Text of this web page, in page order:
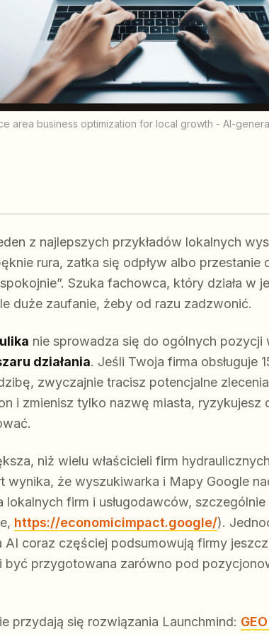
area business optimization for local growth - AI-
z najlepszych przykładów lokalnych
rura, zatka się odpływ albo przestanie
Szuka fachowca, który działa w
duże zaufanie, żeby od razu zadzwonić.
nie sprowadza się do ogólnych pozycji
działania. Jeśli Twoja firma obsługuje
zwyczajnie tracisz potencjalne
i zmienisz tylko nazwę miasta, ryzykujesz
niż wielu właścicieli firm
wynika, że wyszukiwarka i Mapy Google
lokalnych firm i usługodawców,
https://economicimpact.google/).
AI coraz częściej podsumowują firmy
być przygotowana zarówno pod
przydają się rozwiązania Launchmind: